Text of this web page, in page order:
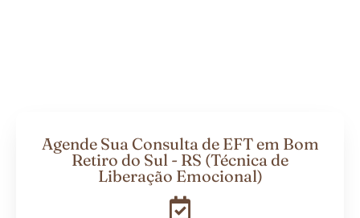
Agende Sua Consulta de EFT em Bom
Retiro do Sul - RS (Técnica de
Liberação Emocional)